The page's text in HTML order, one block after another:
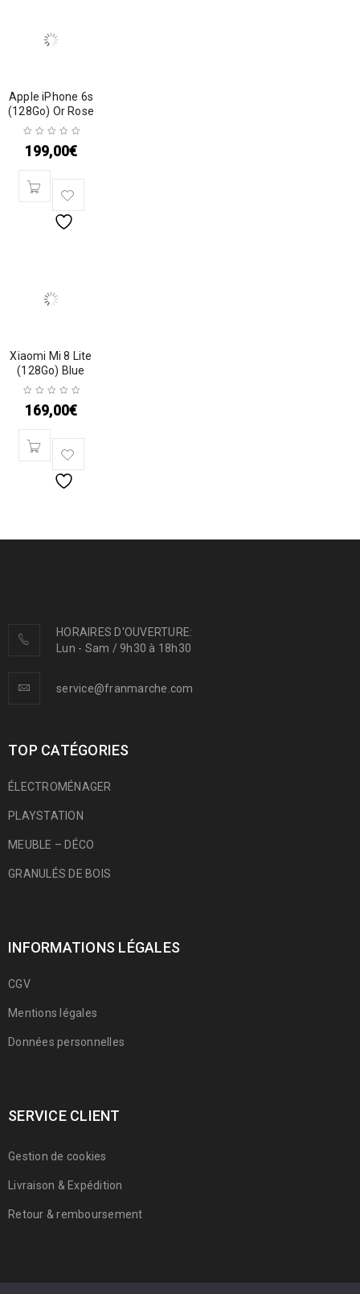
Apple iPhone 6s
(128Go) Or Rose
199,00€
Xiaomi Mi 8 Lite
(128Go) Blue
169,00€
HORAIRES D'OUVERTURE:
Lun - Sam / 9h30 à 18h30
service@franmarche.com
TOP CATÉGORIES
ÉLECTROMÉNAGER
PLAYSTATION
MEUBLE – DÉCO
GRANULÉS DE BOIS
INFORMATIONS LÉGALES
CGV
Mentions légales
Données personnelles
SERVICE CLIENT
Gestion de cookies
Livraison & Expédition
Retour & remboursement